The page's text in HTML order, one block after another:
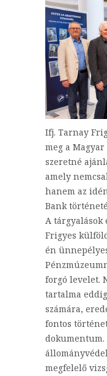
Ifj. Tarnay
meg a
szeretné
amely
hanem az
Bank
A tárgyalások
Frigyes
én
forgó levelet.
tartalma
számára,
fontos
dokumentum.
megfelelő